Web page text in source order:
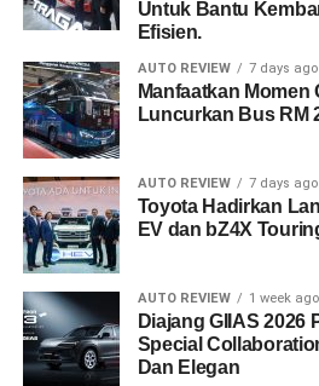
Untuk Bantu
Efisien.
AUTO REVIEW 7 days ago
Manfaatkan Momen
Luncurkan Bus RM
AUTO REVIEW 7 days ago
Toyota Hadirkan
EV dan bZ4X
AUTO REVIEW 1 week ago
Diajang GIIAS 2026
Special
Dan Elegan